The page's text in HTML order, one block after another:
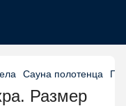
Сауна полотенца
Размер